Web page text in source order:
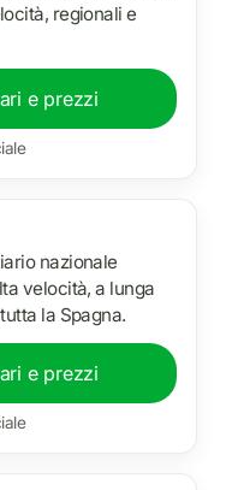
regionali e
e prezzi
nazionale
velocità, a lunga
la Spagna.
e prezzi